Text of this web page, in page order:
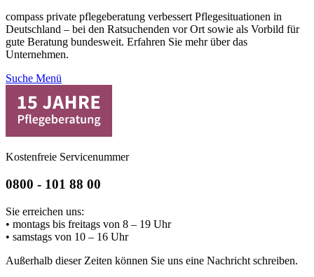
compass private pflegeberatung verbessert Pflegesituationen in
Deutschland – bei den Ratsuchenden vor Ort sowie als Vorbild für
gute Beratung bundesweit. Erfahren Sie mehr über das
Unternehmen.
Suche Menü
Kostenfreie Servicenummer
0800 - 101 88 00
Sie erreichen uns:
• montags bis freitags von 8 – 19 Uhr
• samstags von 10 – 16 Uhr
Außerhalb dieser Zeiten können Sie uns eine Nachricht schreiben.